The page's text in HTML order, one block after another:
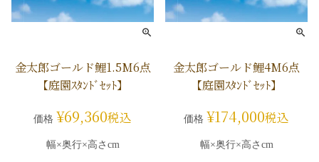
金太郎ゴールド鯉1.5M6点
【庭園ｽﾀﾝﾄﾞｾｯﾄ】
価格 ¥69,360税込
幅×奥行×高さcm
金太郎ゴールド鯉4M6点
【庭園ｽﾀﾝﾄﾞｾｯﾄ】
価格 ¥174,000税込
幅×奥行×高さcm